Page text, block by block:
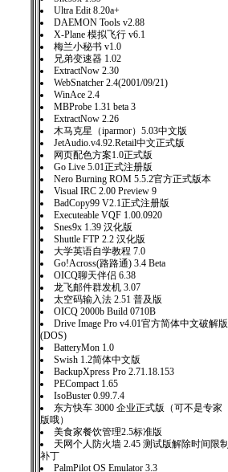
Ultra Edit 8.20a+
DAEMON Tools v2.88
X-Plane 模拟飞行 v6.1
梅兰小秘书 v1.0
兄弟变速器 1.02
ExtractNow 2.30
WebSnatcher 2.4(2001/09/21)
WinAce 2.4
MBProbe 1.31 beta 3
ExtractNow 2.26
木马克星（iparmor）5.03中文版
JetAudio.v4.92.Retail中文正式版
网页配色方案1.0正式版
Go Live 5.01正式注册版
Nero Burning ROM 5.5.2官方正式版本
Visual IRC 2.00 Preview 9
BadCopy99 V2.1正式注册版
Executeable VQF 1.00.0920
Snes9x 1.39 汉化版
Shuttle FTP 2.2 汉化版
大学英语自学教程 7.0
Go!Across(路路通) 3.4 Beta
OICQ聊天伴侣 6.38
龙飞邮件群发机 3.07
太空码输入法 2.51 普及版
OICQ 2000b Build 0710B
Drive Image Pro v4.01官方简体中文破解版
(DOS)
BatteryMon 1.0
Swish 1.2简体中文版
BackupXpress Pro 2.71.18.153
PECompact 1.65
IsoBuster 0.99.7.4
东方快车 3000 企业正式版（可不是专家
版哦）
美食家餐饮管理2.5标准版
天网个人防火墙 2.45 测试版解除时间限制
补丁
PalmPilot OS Emulator 3.3